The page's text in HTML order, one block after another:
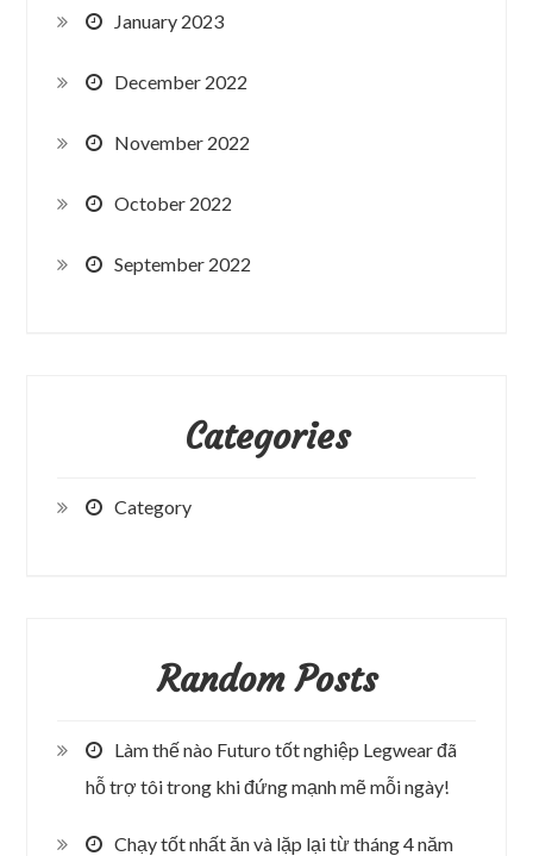
January 2023
December 2022
November 2022
October 2022
September 2022
Categories
Category
Random Posts
Làm thế nào Futuro tốt nghiệp Legwear đã
hỗ trợ tôi trong khi đứng mạnh mẽ mỗi ngày!
Chạy tốt nhất ăn và lặp lại từ tháng 4 năm